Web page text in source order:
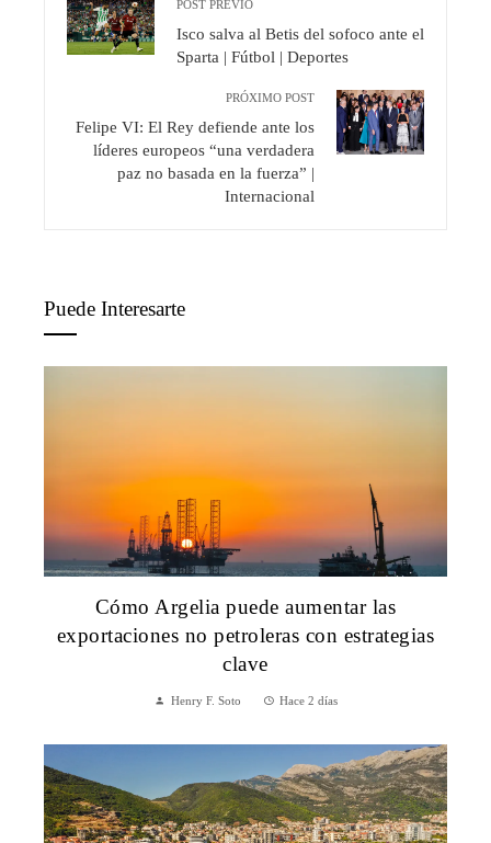
POST PREVIO
Isco salva al Betis del sofoco ante el
Sparta | Fútbol | Deportes
PRÓXIMO POST
Felipe VI: El Rey defiende ante los
líderes europeos “una verdadera
paz no basada en la fuerza” |
Internacional
Puede Interesarte
Cómo Argelia puede aumentar las
exportaciones no petroleras con estrategias
clave
Henry F. Soto Hace 2 días